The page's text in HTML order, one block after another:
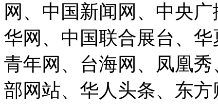
网、中国新闻网、中央
华网、中国联合展台、
青年网、台海网、凤凰
部网站、华人头条、东